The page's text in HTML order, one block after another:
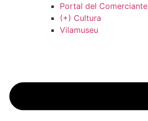
Portal del Comerciante
(+) Cultura
Vilamuseu